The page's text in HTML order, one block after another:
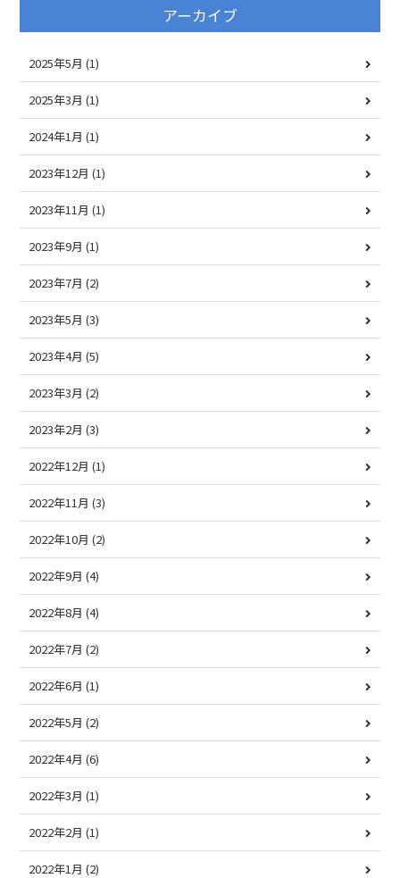
アーカイブ
2025年5月 (1)
2025年3月 (1)
2024年1月 (1)
2023年12月 (1)
2023年11月 (1)
2023年9月 (1)
2023年7月 (2)
2023年5月 (3)
2023年4月 (5)
2023年3月 (2)
2023年2月 (3)
2022年12月 (1)
2022年11月 (3)
2022年10月 (2)
2022年9月 (4)
2022年8月 (4)
2022年7月 (2)
2022年6月 (1)
2022年5月 (2)
2022年4月 (6)
2022年3月 (1)
2022年2月 (1)
2022年1月 (2)